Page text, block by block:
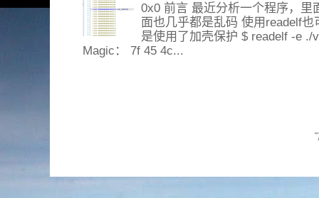
0x0 前言 最近分析一个程序，
面也几乎都是乱码 使用readelf
是使用了加壳保护 $ readelf -e ./
Magic： 7f 45 4c...